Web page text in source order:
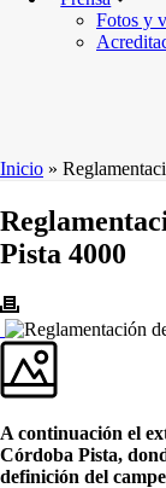
Fotos y
Inicio »
Pista 4000
A continuación el
Córdoba Pista,
definición del